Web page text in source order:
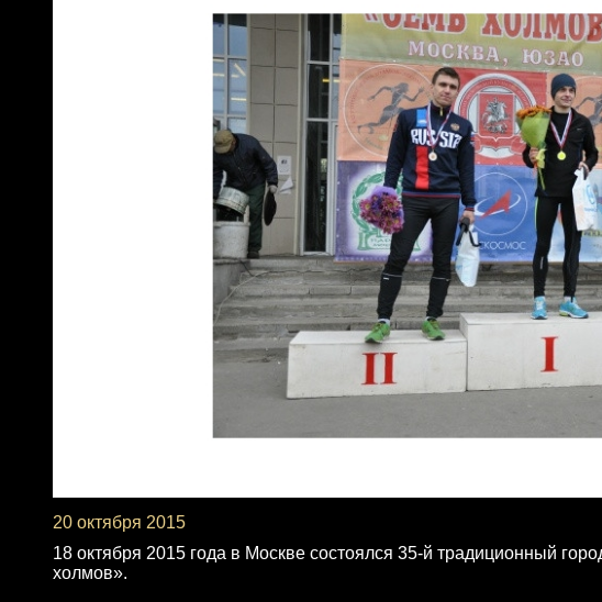
20 октября 2015
18 октября 2015 года в Москве состоялся 35-й традиционный
холмов».